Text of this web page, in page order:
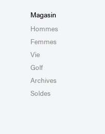
Magasin
Hommes
Femmes
Vie
Golf
Archives
Soldes